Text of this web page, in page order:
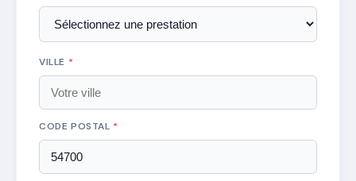
VILLE *
CODE POSTAL *